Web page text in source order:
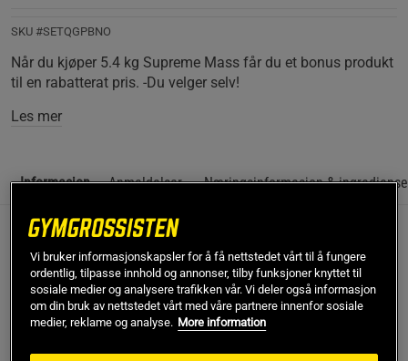
SKU #SETQGPBNO
Når du kjøper 5.4 kg Supreme Mass får du et bonus produkt
til en rabatterat pris. -Du velger selv!
Les mer
Informasjon Anmeldelser Næringsinformasjon &
Når du kjøper 5.4 kg Supreme Mass får du et bonusprodukt
til en rabatterat pris. - Du velger selv!
Pakken inneholder:
1 x Supreme Mass, 5.4 kg -For maksimal vektøkning -
Nordens mest solgte gainer!
Vi bruker informasjonskapsler for å få nettstedet vårt til å fungere
ordentlig, tilpasse innhold og annonser, tilby funksjoner knyttet til
sosiale medier og analysere trafikken vår. Vi deler også informasjon
om din bruk av nettstedet vårt med våre partnere innenfor sosiale
medier, reklame og analyse. More information